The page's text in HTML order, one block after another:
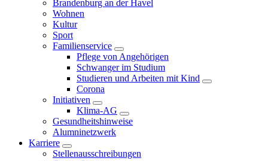
Brandenburg an der Havel
Wohnen
Kultur
Sport
Familienservice
Pflege von Angehörigen
Schwanger im Studium
Studieren und Arbeiten mit Kind
Corona
Initiativen
Klima-AG
Gesundheitshinweise
Alumninetzwerk
Karriere
Stellenausschreibungen